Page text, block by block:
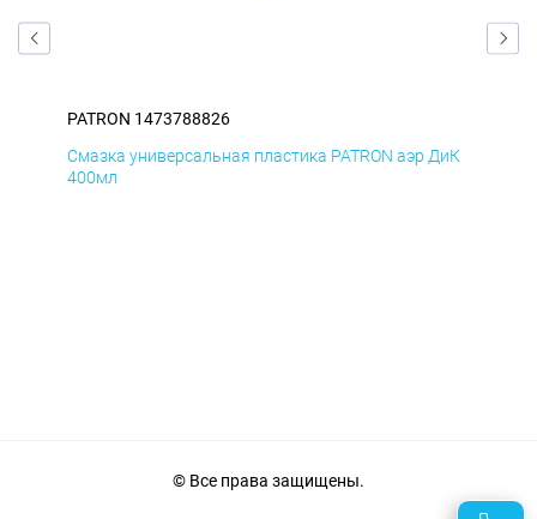
PATRON 1473788826
Смазка универсальная пластика PATRON аэр ДиК
400мл
© Все права защищены.